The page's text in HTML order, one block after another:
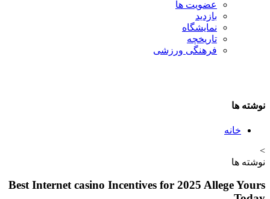
عضویت ها
بازدید
نمایشگاه
تاريخچه
فرهنگی ورزشی
نوشته ها
خانه
>
نوشته ها
Best Internet casino Incentives for 2025 Allege Yours